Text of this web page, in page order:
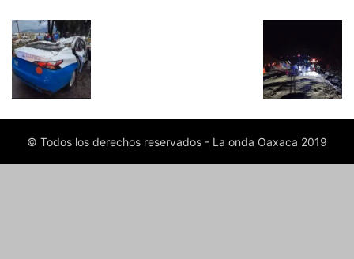
© Todos los derechos reservados - La onda Oaxaca 2019